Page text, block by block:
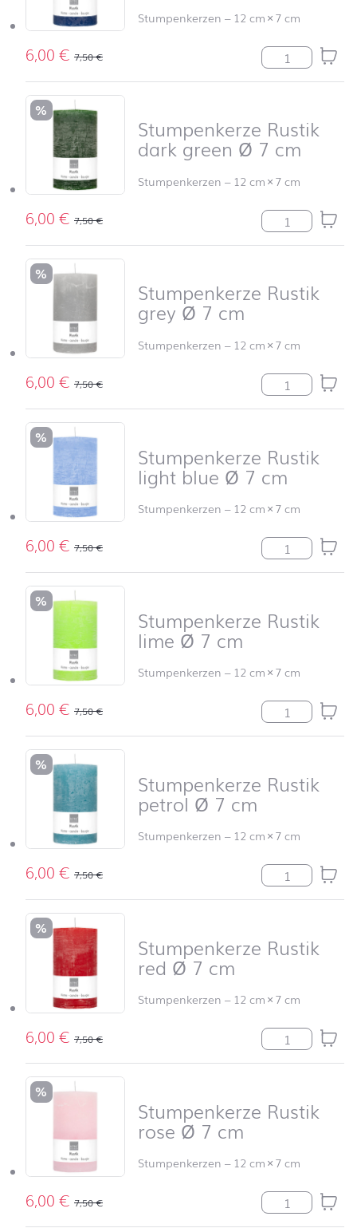
Stumpenkerzen – 12 cm×7 cm
6,00€ 7,50€ Stumpenkerze
%
Stumpenkerze Rustik
dark green Ø 7 cm
Stumpenkerzen – 12 cm×7 cm
6,00€ 7,50€ Stumpenkerze
%
Stumpenkerze Rustik
grey Ø 7 cm
Stumpenkerzen – 12 cm×7 cm
6,00€ 7,50€ Stumpenkerze
%
Stumpenkerze Rustik
light blue Ø 7 cm
Stumpenkerzen – 12 cm×7 cm
6,00€ 7,50€ Stumpenkerze
%
Stumpenkerze Rustik
lime Ø 7 cm
Stumpenkerzen – 12 cm×7 cm
6,00€ 7,50€ Stumpenkerze
%
Stumpenkerze Rustik
petrol Ø 7 cm
Stumpenkerzen – 12 cm×7 cm
6,00€ 7,50€ Stumpenkerze
%
Stumpenkerze Rustik
red Ø 7 cm
Stumpenkerzen – 12 cm×7 cm
6,00€ 7,50€ Stumpenkerze
%
Stumpenkerze Rustik
rose Ø 7 cm
Stumpenkerzen – 12 cm×7 cm
6,00€ 7,50€ Stumpenkerze